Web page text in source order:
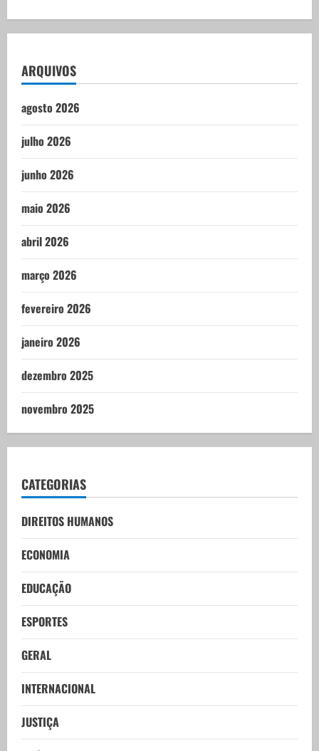
ARQUIVOS
agosto 2026
julho 2026
junho 2026
maio 2026
abril 2026
março 2026
fevereiro 2026
janeiro 2026
dezembro 2025
novembro 2025
CATEGORIAS
DIREITOS HUMANOS
ECONOMIA
EDUCAÇÃO
ESPORTES
GERAL
INTERNACIONAL
JUSTIÇA